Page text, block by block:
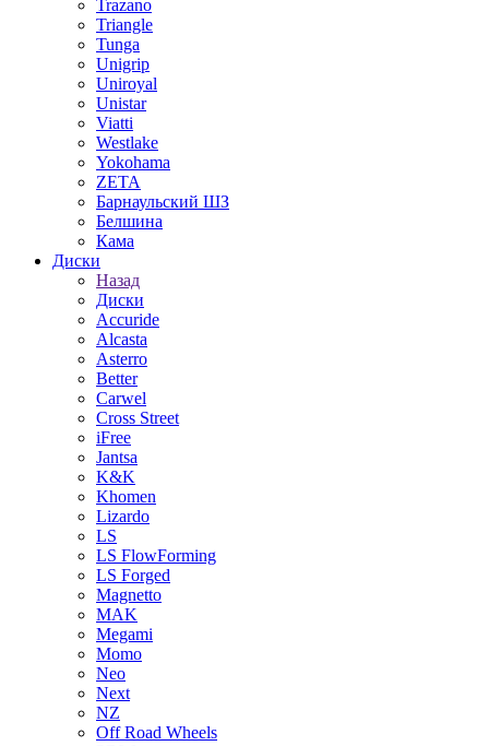
Trazano
Triangle
Tunga
Unigrip
Uniroyal
Unistar
Viatti
Westlake
Yokohama
ZETA
Барнаульский ШЗ
Белшина
Кама
Диски
Назад
Диски
Accuride
Alcasta
Asterro
Better
Carwel
Cross Street
iFree
Jantsa
K&K
Khomen
Lizardo
LS
LS FlowForming
LS Forged
Magnetto
MAK
Megami
Momo
Neo
Next
NZ
Off Road Wheels